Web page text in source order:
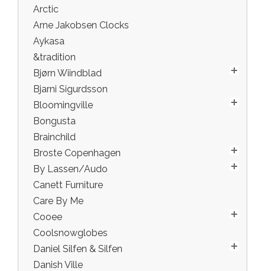
Arctic
Arne Jakobsen Clocks
Aykasa
&tradition
Bjørn Wiindblad
Bjarni Sigurdsson
Bloomingville
Bongusta
Brainchild
Broste Copenhagen
By Lassen/Audo
Canett Furniture
Care By Me
Cooee
Coolsnowglobes
Daniel Silfen & Silfen
Danish Ville